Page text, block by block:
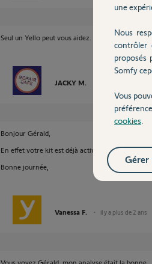
Seul un Yello peut vous aidez.
JACKY M.
Bonjour Gérald,
En effet votre kit est déjà activé en Suède, il
Bonne journée,
Vanessa F. il y a plus de 2 ans
Vous voyez Gérald, mon analyse était la bonne.
une
Nous
contrôler
proposés
Somfy
Vous
cookies
Gérer